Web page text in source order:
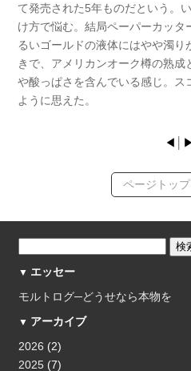
て発売された5年ものだという。
け方で悩む。結局ペーパーカッタ
るいゴールドの液体にはやや濁
きで、アメリカンオーク樽の熟
や酸っぱさを含んでいる感じ。ス
ように思えた。
◀ ▶
ページトップ
エッセー
モルトログ─どうせなら本物を
アーカイブ
2026 (2)
2025(7)